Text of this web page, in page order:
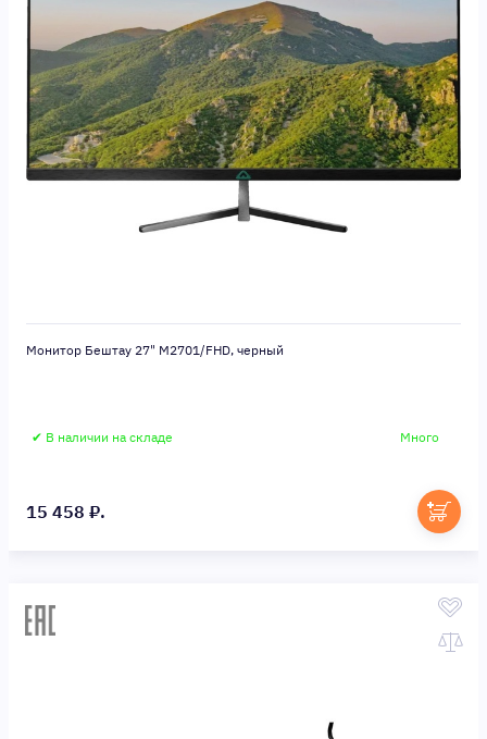
Монитор Бештау 27" М2701/FHD, черный
✔ В наличии на складе Много
15 458 ₽.